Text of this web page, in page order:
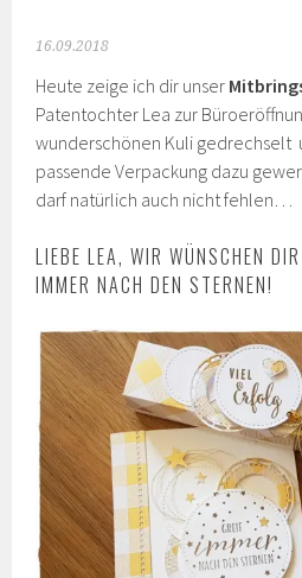
16.09.2018
Heute zeige ich dir unser
Patentochter Lea zur
wunderschönen Kuli gedrechselt
passende Verpackung dazu
darf natürlich auch nicht fehlen…
LIEBE LEA, WIR WÜNSCHEN
IMMER NACH DEN STERNEN!